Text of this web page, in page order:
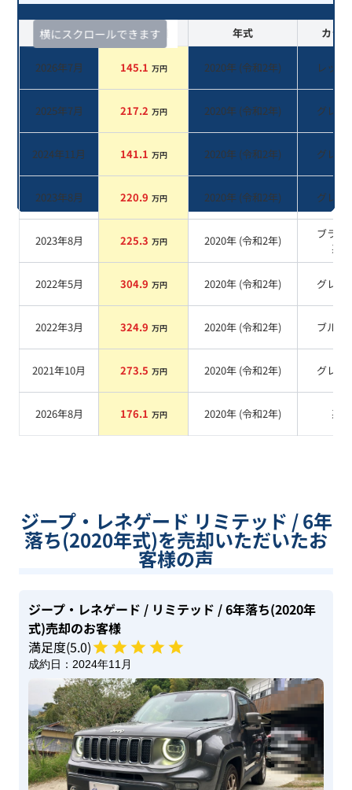
横にスクロールできます
査定時期 セルカ実績 年式 カラー
2026年7月 145.1 万円 2020年 (令和2年) レッド
2025年7月 217.2 万円 2020年 (令和2年) グレー
2024年11月 141.1 万円 2020年 (令和2年) グレー
2023年8月 220.9 万円 2020年 (令和2年) グレー
2023年8月 225.3 万円 2020年 (令和2年)
ブラッ
系
2022年5月 304.9 万円 2020年 (令和2年) グレー
2022年3月 324.9 万円 2020年 (令和2年) ブルー
2021年10月 273.5 万円 2020年 (令和2年) グレー
2026年8月 176.1 万円 2020年 (令和2年) 系
ジープ・レネゲード リミテッド / 6年
落ち(2020年式)を売却いただいたお
客様の声
ジープ・レネゲード / リミテッド / 6年落ち(2020年
式)売却のお客様
満足度(5.0)
成約日： 2024年11月